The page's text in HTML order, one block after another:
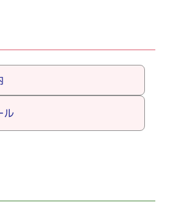
ル